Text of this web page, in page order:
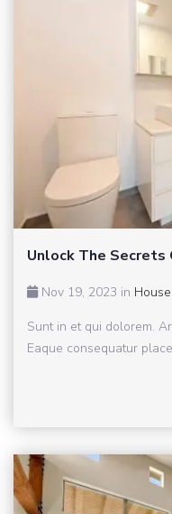
Unlock The
Nov 19, 2023 in
Sunt in et qui dolorem.
Eaque consequatur